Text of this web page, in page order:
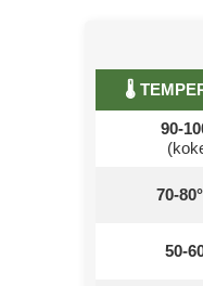
🌡️
90-
70-
50-